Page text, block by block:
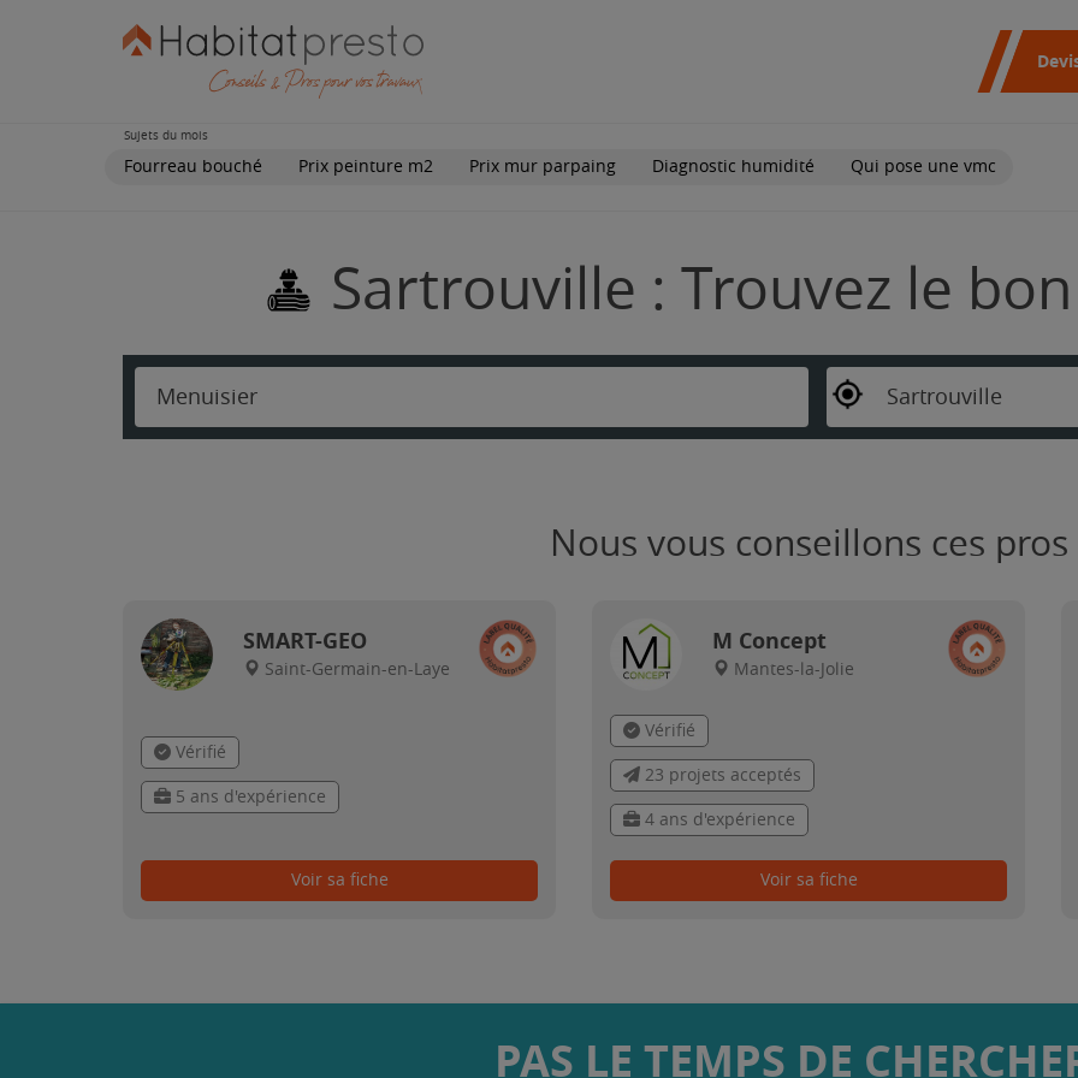
Sujets du mois
Fourreau bouché Prix peinture m2 Prix mur parpaing Diagnostic humidité Qui pose une vmc
Sartrouville : Trouvez le
Menuisier Sartrouville
Nous vous conseillons ces pros
SMART-GEO
Saint-Germain-en-Laye
Vérifié
5 ans d'expérience
Voir sa fiche
M Concept
Mantes-la-Jolie
Vérifié
23 projets acceptés
4 ans d'expérience
Voir sa fiche
PAS LE TEMPS DE